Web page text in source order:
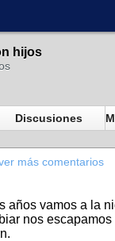
hijos
Discusiones
más comentarios
años vamos a la
nos escapamos